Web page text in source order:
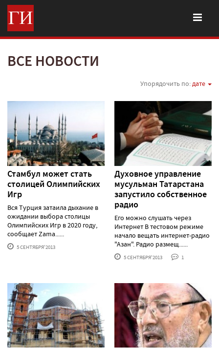
ВСЕ НОВОСТИ
Упорядочить по:дате
Стамбул может стать
столицей Олимпийских
Игр
Вся Турция затаила дыхание в
ожидании выбора столицы
Олимпийских Игр в 2020 году,
сообщает Zama......
5 СЕНТЯБРЯ'2013
Духовное управление
мусульман Татарстана
запустило собственное
радио
Его можно слушать через
Интернет В тестовом режиме
начало вещать интернет-радио
"Азан". Радио размещ......
5 СЕНТЯБРЯ'2013 1